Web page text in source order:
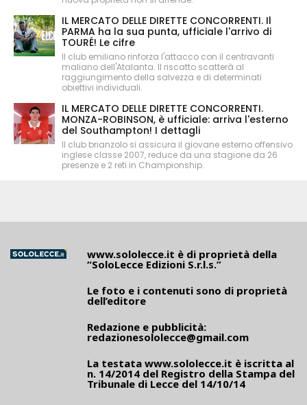
IL MERCATO DELLE DIRETTE CONCORRENTI. Il
PARMA ha la sua punta, ufficiale l'arrivo di
TOURÉ! Le cifre
Il club emiliano rinforza l'attacco con il centravanti
maliano dell'Atalanta. Il riscatto scatterà al
raggiungimento della salvezza e di determinati
obiettivi individuali.
IL MERCATO DELLE DIRETTE CONCORRENTI.
MONZA-ROBINSON, è ufficiale: arriva l'esterno
del Southampton! I dettagli
Il club brianzolo si assicura il giovane esterno offensivo
inglese classe 2007, reduce da una stagione da 26
presenze e 2 reti in Championship.
www.sololecce.it è di proprietà della
“SoloLecce Edizioni S.r.l.s.”
Le foto e i contenuti sono di proprietà
dell’editore
Redazione e pubblicità:
redazionesololecce@gmail.com
La testata www.sololecce.it è iscritta al
n. 14/2014 del Registro della Stampa del
Tribunale di Lecce del 14/10/14